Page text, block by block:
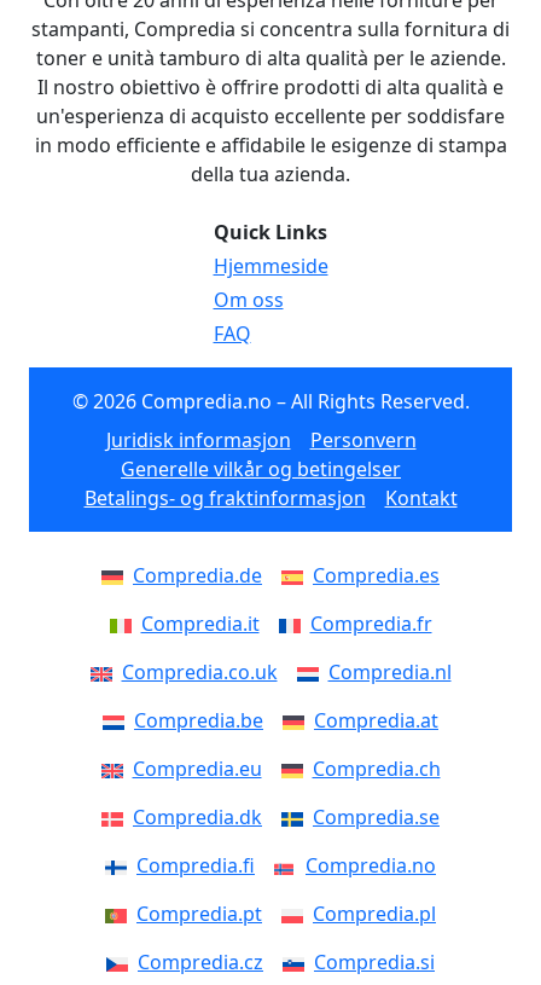
stampanti, Compredia si concentra sulla fornitura di
toner e unità tamburo di alta qualità per le aziende.
Il nostro obiettivo è offrire prodotti di alta qualità e
un'esperienza di acquisto eccellente per soddisfare
in modo efficiente e affidabile le esigenze di stampa
della tua azienda.
Quick Links
Hjemmeside
Om oss
FAQ
© 2026 Compredia.no – All Rights Reserved.
Juridisk informasjon
Personvern
Generelle vilkår og betingelser
Betalings- og fraktinformasjon
Kontakt
Compredia.de
Compredia.es
Compredia.it
Compredia.fr
Compredia.co.uk
Compredia.nl
Compredia.be
Compredia.at
Compredia.eu
Compredia.ch
Compredia.dk
Compredia.se
Compredia.fi
Compredia.no
Compredia.pt
Compredia.pl
Compredia.cz
Compredia.si